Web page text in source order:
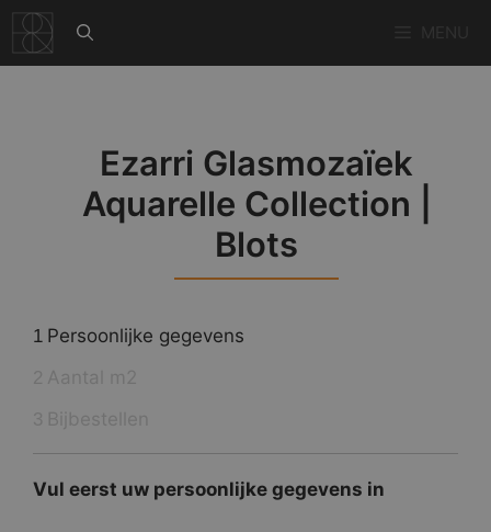
naar
de
Ezarri Glasmozaïek
Aquarelle Collection |
Blots
1 Persoonlijke gegevens
Vul eerst uw persoonlijke gegevens in